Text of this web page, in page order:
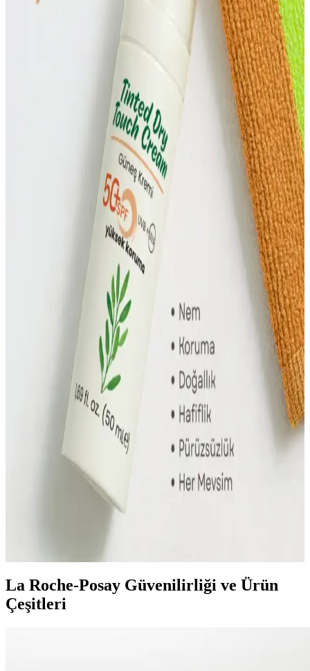
Güneş sonrası bakım losyonları, cildi yatıştırır, nemlendirir ve
güneşin zararlı etkilerini hafifletir, cilt bariyerini güçlendirir, düzenli
kullanımda sağlıklı cilt sağlar.
Yüksek Koruma Sağlayan Güvenilir Güneş
Kremleri ve Seçim Kriterleri
Yüksek SPF ve geniş spektrum koruma sağlayan güneş kremleri,
cilt sağlığını korumada önemli. Suya dayanıklı ve cilt tipine uygun
ürünler, doğru kullanım ile güneşin zararlarından etkili koruma
Bronzlaştırıcı Güneş Koruma Yağları: Güvenli
Bronzluk ve Güneş Koruması Rehberi
Güneşin zararlı etkilerine karşı koruyan, bronzluk kazandıran ve
suya dayanıklı güneş koruma yağları hakkında detaylı bilgi. Doğru
kullanım ile sağlıklı bronzluk ve güneş koruması sağlar.
Nem ve Işık Veren Cilt Bakımı: Bilimsel
Yaklaşımlarla Sağlıklı Cilt İpuçları
Cilt sağlığını korumak ve doğal ışıltıyı artırmak için düzenli bakım,
doğru ürün kullanımı ve güneş koruma önemlidir. Sağlıklı beslenme
ve stres yönetimi de cilt güzelliğine katkı sağlar.
Güneş Kremi Seçiminde Koruma Performansı ve
Güvenilirlik Analizi
Güneş kremi seçiminde SPF, geniş spektrum ve suya dayanıklılık
gibi faktörler göz önünde bulundurulmalı, doğru kullanımla cilt
Fondötenli Güneş Kremi Nedir, Nasıl Kullanılır ve
Doğal Görünüm Sağlar mı
Fondötenli güneş kremleri, güneş koruma ve makyajı bir arada
La Roche-Posay Güvenilirliği ve Ürün
Çeşitleri